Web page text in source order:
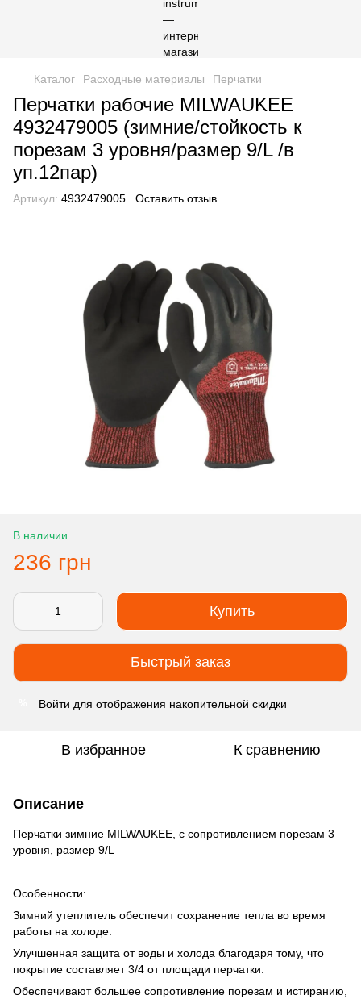
Каталог Расходные материалы Перчатки
Перчатки рабочие MILWAUKEE
4932479005 (зимние/стойкость к
порезам 3 уровня/размер 9/L /в
уп.12пар)
Артикул: 4932479005 Оставить отзыв
В наличии
236 грн
Купить
Быстрый заказ
Войти для отображения накопительной скидки
В избранное К сравнению
Описание
Перчатки зимние MILWAUKEE, с сопротивлением порезам 3
уровня, размер 9/L
Особенности:
Зимний утеплитель обеспечит сохранение тепла во время
работы на холоде.
Улучшенная защита от воды и холода благодаря тому, что
покрытие составляет 3/4 от площади перчатки.
Обеспечивают большее сопротивление порезам и истиранию,